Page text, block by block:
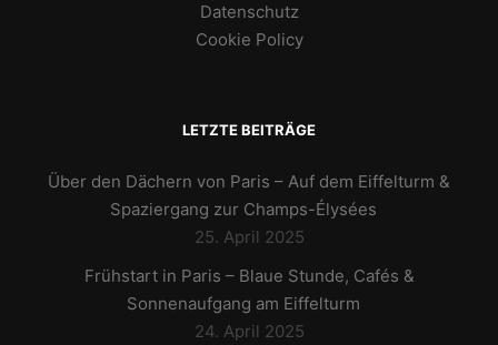
Datenschutz
Cookie Policy
LETZTE BEITRÄGE
Über den Dächern von Paris – Auf dem Eiffelturm &
Spaziergang zur Champs-Élysées
25. April 2025
Frühstart in Paris – Blaue Stunde, Cafés &
Sonnenaufgang am Eiffelturm
24. April 2025